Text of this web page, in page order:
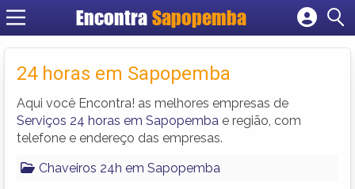
Encontra Sapopemba
Cadastrar empresa
Criar conta
24 horas em Sapopemba
Aqui você Encontra! as melhores empresas de
Serviços 24 horas em Sapopemba e região, com
telefone e endereço das empresas.
Chaveiros 24h em Sapopemba